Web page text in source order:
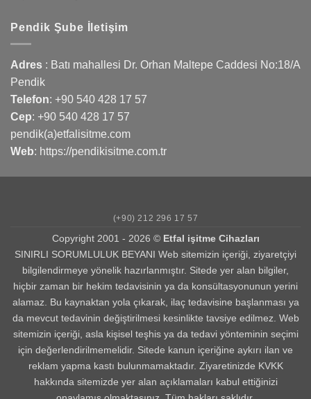
Pendik Şube İletişim
Adres : Batı mahallesi Dr. Orhan Maltepe Caddesi No:18/A
Pendik
Telefon: +90 540 428 17 57
Cep: +90 540 428 17 57
pendik(a)etfalisitme.com
Web: https://pendikisitme.com.tr
(+90) 212 296 17 57
Copyright 2001 - 2026 © Etfal işitme Cihazları
SINIRLI SORUMLULUK BEYANI Web sitemizin içeriği, ziyaretçiyi
bilgilendirmeye yönelik hazırlanmıştır. Sitede yer alan bilgiler,
hiçbir zaman bir hekim tedavisinin ya da konsültasyonunun yerini
alamaz. Bu kaynaktan yola çıkarak, ilaç tedavisine başlanması ya
da mevcut tedavinin değiştirilmesi kesinlikte tavsiye edilmez. Web
sitemizin içeriği, asla kişisel teşhis ya da tedavi yönteminin seçimi
için değerlendirilmemelidir. Sitede kanun içeriğine aykırı ilan ve
reklam yapma kastı bulunmamaktadır. Ziyaretinizde KVKK
hakkında sitemizde yer alan açıklamaları kabul ettiğinizi